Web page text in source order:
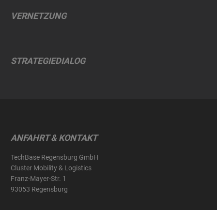
VERNETZUNG
STRATEGIEDIALOG
ANFAHRT & KONTAKT
TechBase Regensburg GmbH
Cluster Mobility & Logistics
Franz-Mayer-Str. 1
93053 Regensburg